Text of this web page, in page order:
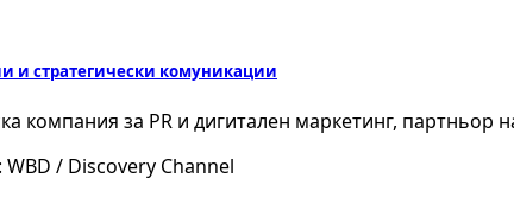
и стратегически комуникации
компания за PR и дигитален маркетинг, партньор